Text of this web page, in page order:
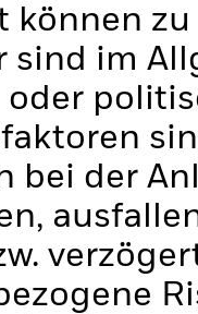
können
sind im
bei der